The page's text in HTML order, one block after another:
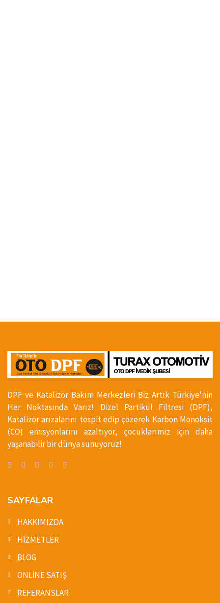
DPF ve Katalizör Bakım Merkezleri Biz Artık Türkiye'nin
Her Noktasında Varız! Dizel Partikül Filtresi (DPF),
Katalizör arızalarını tespit edip çözerek Karbon Monoksit
(CO) emisyonlarını azaltıyor, çocuklarımız için daha
yaşanabilir bir dünya sunuyoruz!
SAYFALAR
HAKKIMIZDA
HİZMETLER
BLOG
ONLİNE SATIŞ
REFERANSLAR